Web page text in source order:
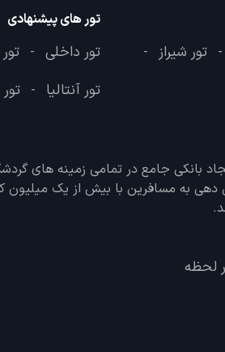
- تور شیراز -
تور های پیشنهادی
تور داخلی -
تور آنتالیا - تور
سال سرویس دهی به مسافرین با بیش از یک
لحظه